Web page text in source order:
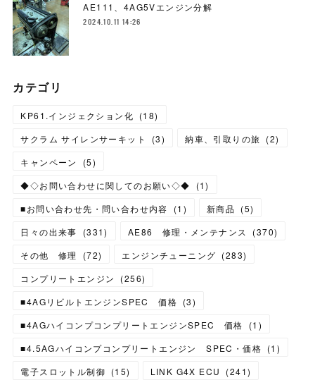
AE111、4AG5Vエンジン分解
2024.10.11 14:26
カテゴリ
KP61.インジェクション化 (18)
サクラム サイレンサーキット
(3) 納車、引取りの旅 (2)
キャンペーン
(5)
◆◇お問い合わせに関してのお願い◇◆
(1)
■お問い合わせ先・問い合わせ内容
(1 ) 新商品 (5)
日々の出来事
(331) AE86 修理・メンテナンス (370)
その他 修理
(72) エンジンチューニング (283)
コンプリートエンジン
(256)
■4AGリビルトエンジンSPEC 価格 (3)
■4AGハイコンプコンプリートエンジンSPEC 価格
(1 )
■4.5AGハイコンプコンプリートエンジン SPEC・価格 (1 )
電子スロットル制御 (15) LINK G4X ECU (241)